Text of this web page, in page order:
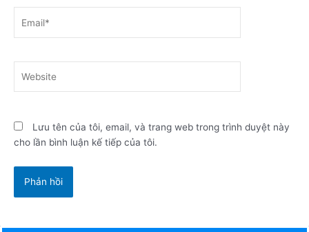
Lưu tên của tôi, email, và trang web trong trình duyệt này
cho lần bình luận kế tiếp của tôi.